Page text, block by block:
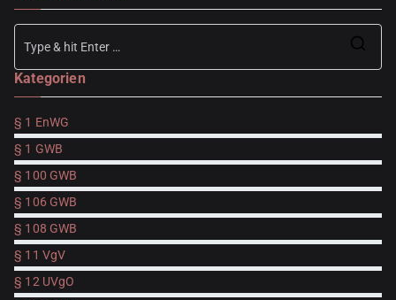
Kategorien
§ 1 EnWG
§ 1 GWB
§ 100 GWB
§ 106 GWB
§ 108 GWB
§ 11 VgV
§ 12 UVgO